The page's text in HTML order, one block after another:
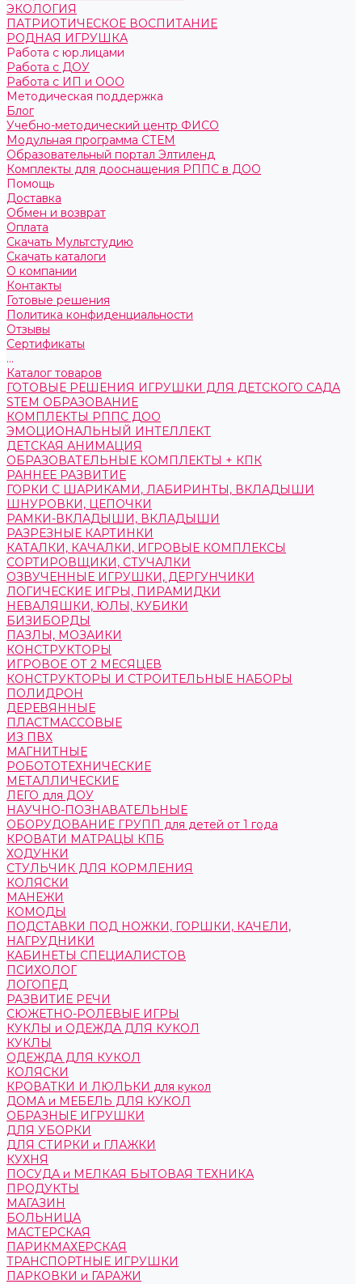
ЭКОЛОГИЯ
ПАТРИОТИЧЕСКОЕ ВОСПИТАНИЕ
РОДНАЯ ИГРУШКА
Работа с юр.лицами
Работа с ДОУ
Работа с ИП и ООО
Методическая поддержка
Блог
Учебно-методический центр ФИСО
Модульная программа СТЕМ
Образовательный портал Элтиленд
Комплекты для дооснащения РППС в ДОО
Помощь
Доставка
Обмен и возврат
Оплата
Скачать Мультстудию
Скачать каталоги
О компании
Контакты
Готовые решения
Политика конфиденциальности
Отзывы
Сертификаты
...
Каталог товаров
ГОТОВЫЕ РЕШЕНИЯ ИГРУШКИ ДЛЯ ДЕТСКОГО САДА
STEM ОБРАЗОВАНИЕ
КОМПЛЕКТЫ РППС ДОО
ЭМОЦИОНАЛЬНЫЙ ИНТЕЛЛЕКТ
ДЕТСКАЯ АНИМАЦИЯ
ОБРАЗОВАТЕЛЬНЫЕ КОМПЛЕКТЫ + КПК
РАННЕЕ РАЗВИТИЕ
ГОРКИ С ШАРИКАМИ, ЛАБИРИНТЫ, ВКЛАДЫШИ
ШНУРОВКИ, ЦЕПОЧКИ
РАМКИ-ВКЛАДЫШИ, ВКЛАДЫШИ
РАЗРЕЗНЫЕ КАРТИНКИ
КАТАЛКИ, КАЧАЛКИ, ИГРОВЫЕ КОМПЛЕКСЫ
СОРТИРОВЩИКИ, СТУЧАЛКИ
ОЗВУЧЕННЫЕ ИГРУШКИ, ДЕРГУНЧИКИ
ЛОГИЧЕСКИЕ ИГРЫ, ПИРАМИДКИ
НЕВАЛЯШКИ, ЮЛЫ, КУБИКИ
БИЗИБОРДЫ
ПАЗЛЫ, МОЗАИКИ
КОНСТРУКТОРЫ
ИГРОВОЕ ОТ 2 МЕСЯЦЕВ
КОНСТРУКТОРЫ И СТРОИТЕЛЬНЫЕ НАБОРЫ
ПОЛИДРОН
ДЕРЕВЯННЫЕ
ПЛАСТМАССОВЫЕ
ИЗ ПВХ
МАГНИТНЫЕ
РОБОТОТЕХНИЧЕСКИЕ
МЕТАЛЛИЧЕСКИЕ
ЛЕГО для ДОУ
НАУЧНО-ПОЗНАВАТЕЛЬНЫЕ
ОБОРУДОВАНИЕ ГРУПП для детей от 1 года
КРОВАТИ МАТРАЦЫ КПБ
ХОДУНКИ
СТУЛЬЧИК ДЛЯ КОРМЛЕНИЯ
КОЛЯСКИ
МАНЕЖИ
КОМОДЫ
ПОДСТАВКИ ПОД НОЖКИ, ГОРШКИ, КАЧЕЛИ,
НАГРУДНИКИ
КАБИНЕТЫ СПЕЦИАЛИСТОВ
ПСИХОЛОГ
ЛОГОПЕД
РАЗВИТИЕ РЕЧИ
СЮЖЕТНО-РОЛЕВЫЕ ИГРЫ
КУКЛЫ и ОДЕЖДА ДЛЯ КУКОЛ
КУКЛЫ
ОДЕЖДА ДЛЯ КУКОЛ
КОЛЯСКИ
КРОВАТКИ И ЛЮЛЬКИ для кукол
ДОМА и МЕБЕЛЬ ДЛЯ КУКОЛ
ОБРАЗНЫЕ ИГРУШКИ
ДЛЯ УБОРКИ
ДЛЯ СТИРКИ и ГЛАЖКИ
КУХНЯ
ПОСУДА и МЕЛКАЯ БЫТОВАЯ ТЕХНИКА
ПРОДУКТЫ
МАГАЗИН
БОЛЬНИЦА
МАСТЕРСКАЯ
ПАРИКМАХЕРСКАЯ
ТРАНСПОРТНЫЕ ИГРУШКИ
ПАРКОВКИ и ГАРАЖИ